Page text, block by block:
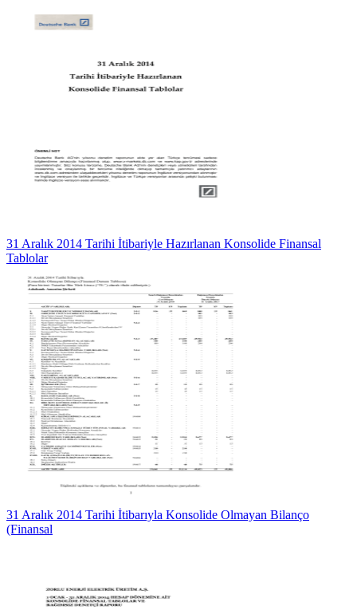
31 Aralık 2014 Tarihi İtibariyle Hazırlanan Konsolide Finansal
Tablolar
31 Aralık 2014 Tarihi İtibarıyla Konsolide Olmayan Bilanço
(Finansal